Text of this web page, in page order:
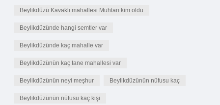
Beylikdüzü Kavaklı mahallesi Muhtarı kim oldu
Beylikdüzünde hangi semtler var
Beylikdüzünde kaç mahalle var
Beylikdüzünün kaç tane mahallesi var
Beylikdüzünün neyi meşhur Beylikdüzünün nüfusu kaç
Beylikdüzünün nüfusu kaç kişi